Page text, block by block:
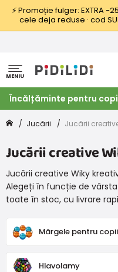
⚡ Promoție fulger: EXTRA
cele deja reduse · cod
MENIU
Încălțăminte pentru
Jucării Jucării
Jucării creative
Jucării creative Wiky
Alegeți în funcție de
toate în stoc, cu livrare
Mărgele pentru copii
Hlavolamy